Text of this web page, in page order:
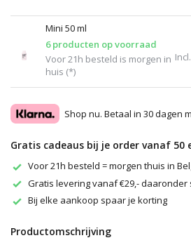
Mini 50 ml
6 producten op voorraad
Voor 21h besteld is morgen in
huis (*)
Shop nu. Betaal in 30 dagen
Gratis cadeaus bij je order vanaf 50
Voor 21h besteld = morgen thuis in
Gratis levering vanaf €29,- daaronder
Bij elke aankoop spaar je korting
Productomschrijving